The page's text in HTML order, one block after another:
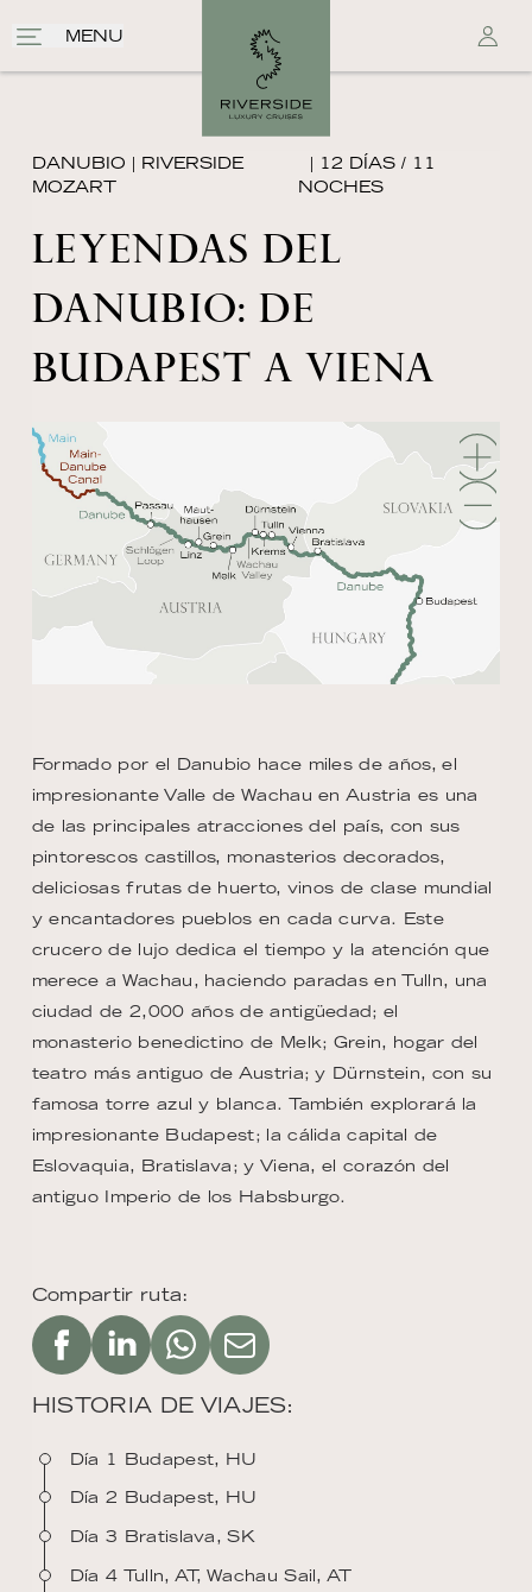
MENU
DANUBIO | RIVERSIDE
MOZART
| 12 DÍAS / 11
NOCHES
LEYENDAS DEL
DANUBIO: DE
BUDAPEST A VIENA
Compartir ruta:
HISTORIA DE VIAJES:
Día 1 Budapest, HU
Día 2 Budapest, HU
Día 3 Bratislava, SK
Día 4 Tulln, AT, Wachau Sail, AT
Formado por el Danubio hace miles de años, el
impresionante Valle de Wachau en Austria es una
de las principales atracciones del país, con sus
pintorescos castillos, monasterios decorados,
deliciosas frutas de huerto, vinos de clase mundial
y encantadores pueblos en cada curva. Este
crucero de lujo dedica el tiempo y la atención que
merece a Wachau, haciendo paradas en Tulln, una
ciudad de 2,000 años de antigüedad; el
monasterio benedictino de Melk; Grein, hogar del
teatro más antiguo de Austria; y Dürnstein, con su
famosa torre azul y blanca. También explorará la
impresionante Budapest; la cálida capital de
Eslovaquia, Bratislava; y Viena, el corazón del
antiguo Imperio de los Habsburgo.